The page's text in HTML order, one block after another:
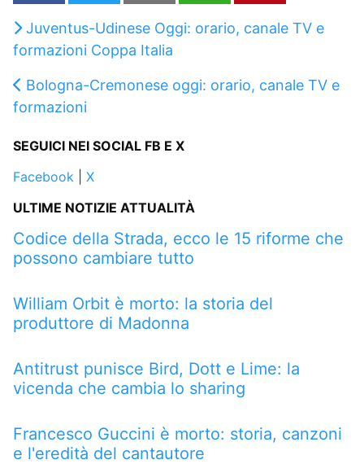
Juventus-Udinese Oggi: orario, canale TV e
formazioni Coppa Italia
Bologna-Cremonese oggi: orario, canale TV e
formazioni
SEGUICI NEI SOCIAL FB E X
Facebook
X
ULTIME NOTIZIE ATTUALITÀ
Codice della Strada, ecco le 15 riforme che
possono cambiare tutto
William Orbit è morto: la storia del
produttore di Madonna
Antitrust punisce Bird, Dott e Lime: la
vicenda che cambia lo sharing
Francesco Guccini è morto: storia, canzoni
e l'eredità del cantautore